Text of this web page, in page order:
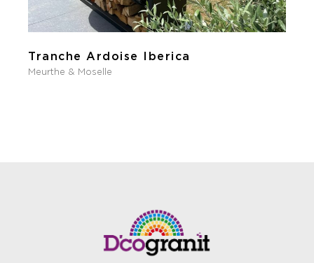
Tranche Ardoise Iberica
Meurthe & Moselle